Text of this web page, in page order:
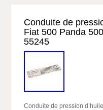
Conduite de
Fiat 500 Panda
55245
Conduite de pression